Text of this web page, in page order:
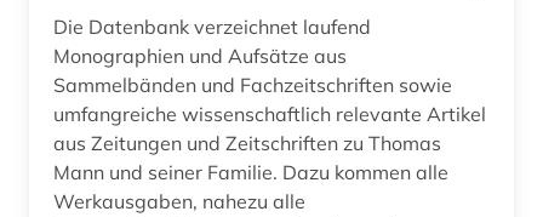
musikhandschrift (4)
musiktonträger (1)
musikwissenschaft (1)
musikzeitschrift (2)
Die Datenbank verzeichnet laufend
Monographien und Aufsätze aus
Sammelbänden und Fachzeitschriften sowie
umfangreiche wissenschaftlich relevante Artikel
aus Zeitungen und Zeitschriften zu Thomas
Mann und seiner Familie. Dazu kommen alle
Werkausgaben, nahezu alle